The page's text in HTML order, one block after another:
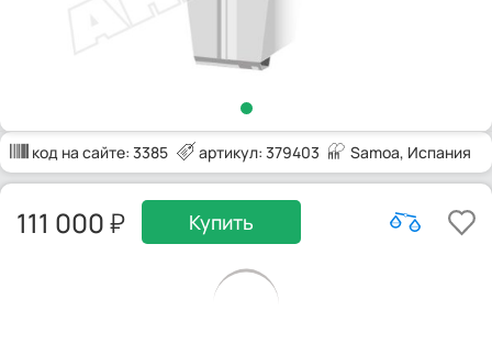
код на сайте: 3385 артикул: 379403 Samoa, Испания
111 000 Купить